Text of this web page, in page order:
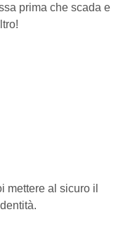
prima che scada e
mettere al sicuro il